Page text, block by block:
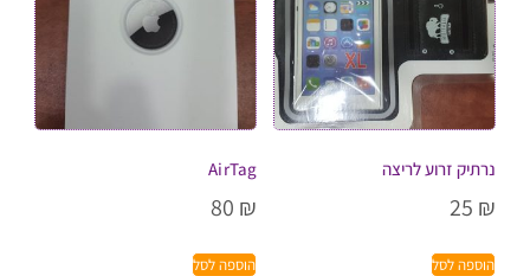
נרתיק זרוע לריצה
25 ₪
הוספה לסל
AirTag
80 ₪
הוספה לסל